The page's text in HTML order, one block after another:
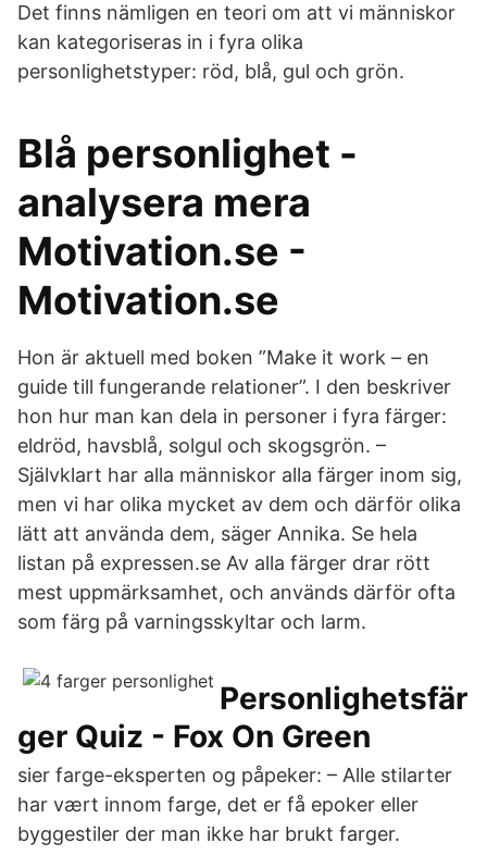
Det finns nämligen en teori om att vi människor
kan kategoriseras in i fyra olika
personlighetstyper: röd, blå, gul och grön.
Blå personlighet -
analysera mera
Motivation.se -
Motivation.se
Hon är aktuell med boken ”Make it work – en
guide till fungerande relationer”. I den beskriver
hon hur man kan dela in personer i fyra färger:
eldröd, havsblå, solgul och skogsgrön. –
Självklart har alla människor alla färger inom sig,
men vi har olika mycket av dem och därför olika
lätt att använda dem, säger Annika. Se hela
listan på expressen.se Av alla färger drar rött
mest uppmärksamhet, och används därför ofta
som färg på varningsskyltar och larm.
Personlighetsfär
ger Quiz - Fox On Green
sier farge-eksperten og påpeker: – Alle stilarter
har vært innom farge, det er få epoker eller
byggestiler der man ikke har brukt farger.